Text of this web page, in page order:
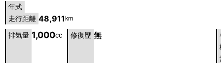
年式
走行距離 48,911 km
排気量 1,000cc 修復歴 無